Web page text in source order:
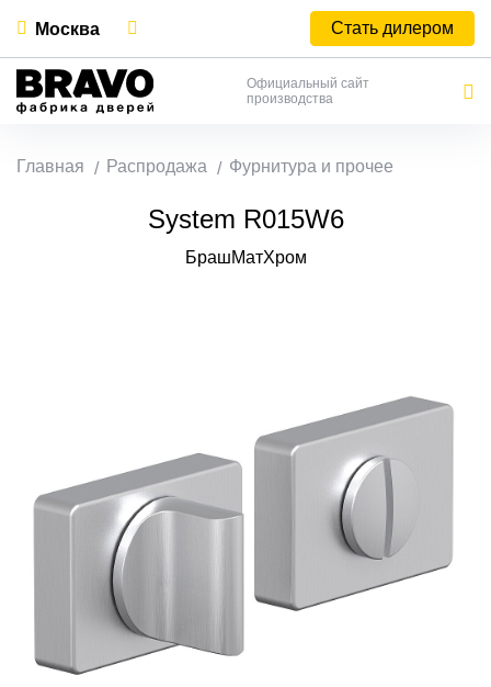
Москва Стать дилером
Официальный сайт
производства
Главная Распродажа Фурнитура и прочее
System R015W6
БрашМатХром